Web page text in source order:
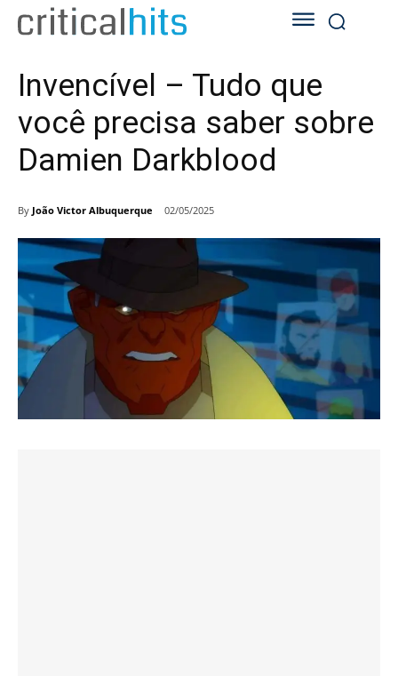
Invencível – Tudo que
você precisa saber sobre
Damien Darkblood
By João Victor Albuquerque 02/05/2025